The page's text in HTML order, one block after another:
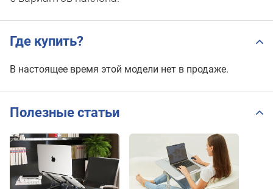
Где купить?
В настоящее время этой модели нет в продаже.
Полезные статьи